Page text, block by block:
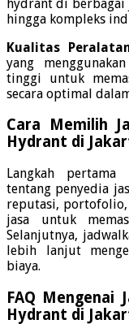
hydrant di
hingga kompleks
Kualitas
yang
tinggi untuk
secara optimal
Cara Memilih
Hydrant di
Langkah
tentang penyedia
reputasi,
jasa untuk
Selanjutnya,
lebih lanjut
biaya.
FAQ Mengenai
Hydrant di